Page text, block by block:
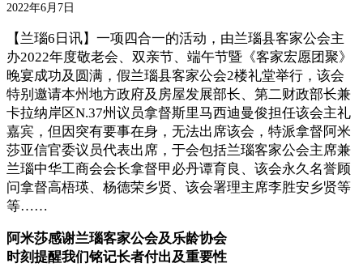
2022年6月7日
【兰瑙6日讯】一项四合一的活动，由兰瑙县客家公会主
办2022年度敬老会、双亲节、端午节暨《客家宏愿团聚》
晚宴成功及圆满，假兰瑙县客家公会2楼礼堂举行，该会
特别邀请本州地方政府及房屋发展部长、第二财政部长兼
卡拉纳岸区N.37州议员拿督斯里马西迪曼俊担任该会主礼
嘉宾，但因突有要事在身，无法出席该会，特派拿督阿米
莎亚信官委议员代表出席，于会包括兰瑙客家公会主席兼
兰瑙中华工商会会长拿督甲必丹谭育良、该会永久名誉顾
问拿督高梧瑛、杨德荣乡贤、该会署理主席李胜安乡贤等
等……
阿米莎感谢兰瑙客家公会及乐龄协会
时刻提醒我们铭记长者付出及重要性